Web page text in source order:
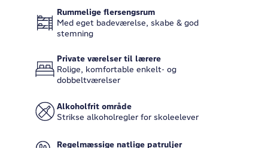
Rummelige flersengsrum
Med eget badeværelse, skabe & god
stemning
Private værelser til lærere
Rolige, komfortable enkelt- og
dobbeltværelser
Alkoholfrit område
Strikse alkoholregler for skoleelever
Regelmæssige natlige patruljer